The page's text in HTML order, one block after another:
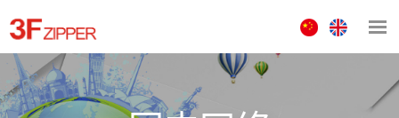
中
文
ENGLISH